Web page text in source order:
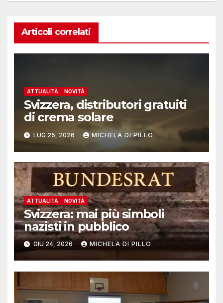
Articoli correlati
ATTUALITÀ NOVITÀ
Svizzera, distributori gratuiti
di crema solare
LUG 25, 2026 MICHELA DI PILLO
ATTUALITÀ NOVITÀ
Svizzera: mai più simboli
nazisti in pubblico
GIU 24, 2026 MICHELA DI PILLO